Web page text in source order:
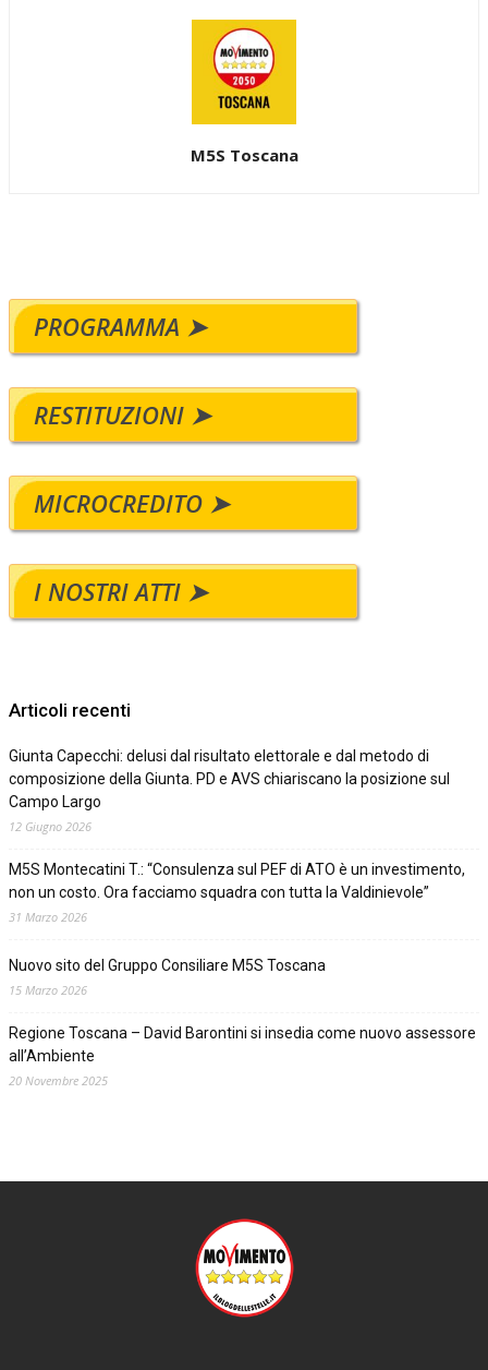
M5S Toscana
PROGRAMMA ➤
RESTITUZIONI ➤
MICROCREDITO ➤
I NOSTRI ATTI ➤
Articoli recenti
Giunta Capecchi: delusi dal risultato elettorale e dal metodo di
composizione della Giunta. PD e AVS chiariscano la posizione sul
Campo Largo
12 Giugno 2026
M5S Montecatini T.: “Consulenza sul PEF di ATO è un investimento,
non un costo. Ora facciamo squadra con tutta la Valdinievole”
31 Marzo 2026
Nuovo sito del Gruppo Consiliare M5S Toscana
15 Marzo 2026
Regione Toscana – David Barontini si insedia come nuovo assessore
all’Ambiente
20 Novembre 2025